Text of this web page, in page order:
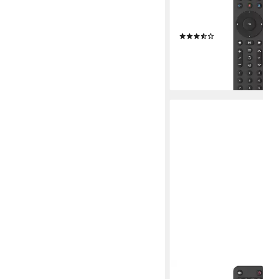
Geräte Universal-
(lernfähig, App-Tasten)
lieferbar - in 3-4